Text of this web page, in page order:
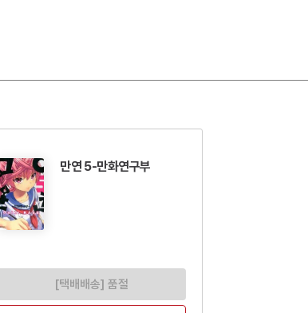
만연 5-만화연구부
[택배배송] 품절